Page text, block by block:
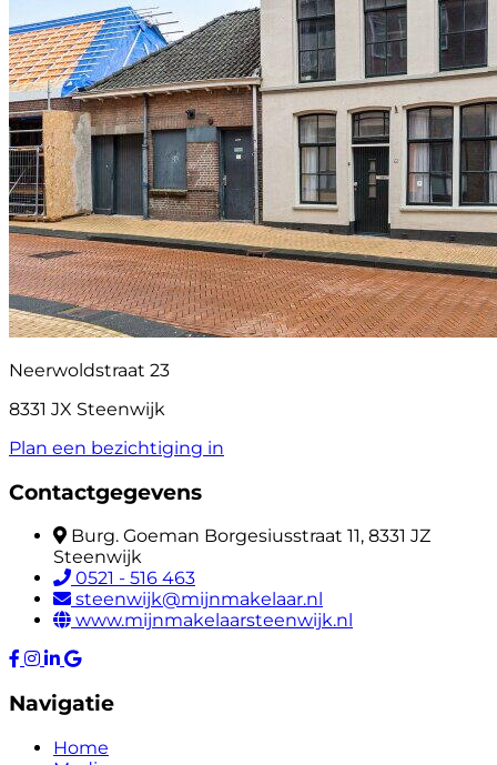
Neerwoldstraat 23
8331 JX Steenwijk
Plan een bezichtiging in
Contactgegevens
Burg. Goeman Borgesiusstraat 11, 8331 JZ
Steenwijk
0521 - 516 463
steenwijk@mijnmakelaar.nl
www.mijnmakelaarsteenwijk.nl
Navigatie
Home